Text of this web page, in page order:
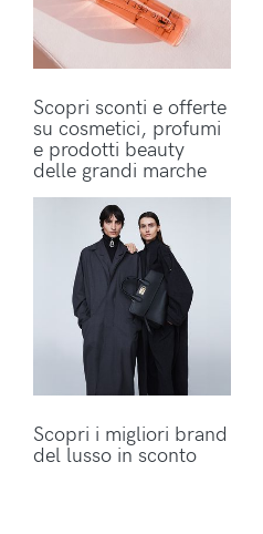
Scopri sconti e offerte
su cosmetici, profumi
e prodotti beauty
delle grandi marche
Scopri i migliori brand
del lusso in sconto